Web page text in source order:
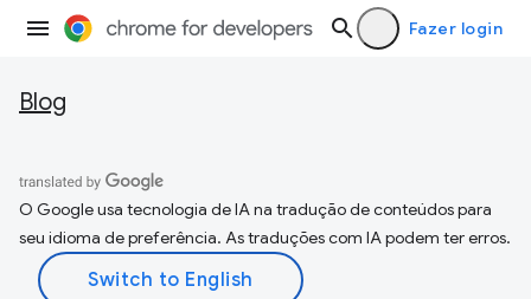
Fazer login
Blog
O Google usa tecnologia de IA na tradução de conteúdos para
seu idioma de preferência. As traduções com IA podem ter erros.